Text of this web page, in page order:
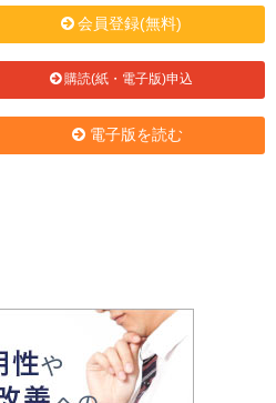
会員登録(無料)
購読(紙・電子版)申込
電子版を読む